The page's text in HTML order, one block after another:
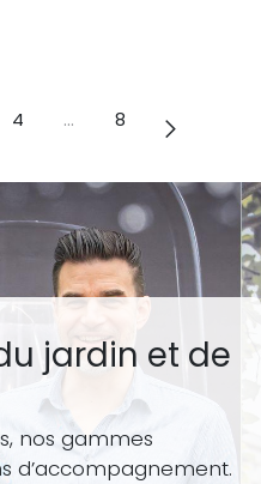
4 … 8
jardin et de
nos gammes
d’accompagnement.